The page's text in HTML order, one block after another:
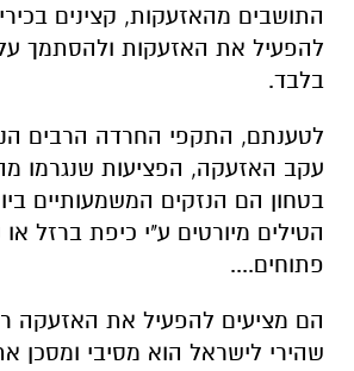
התושבים מהאזעקות, קצינים
להפעיל את האזעקות ולהסתמך
בלבד.
לטענתם, התקפי החרדה הרבים
עקב האזעקה, הפציעות שנגרמו
בטחון הם הנזקים המשמעותיים
הטילים מיורטים ע"י כיפת ברזל
פתוחים....
הם מציעים להפעיל את האזעקה
שהירי לישראל הוא מסיבי ומסכן